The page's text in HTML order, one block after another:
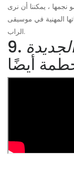
، يمكننا أن نرى
المهنية في موسيقى
الراب.
أيضًا